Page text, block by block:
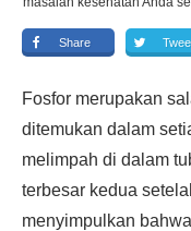
Share
Fosfor merupakan
ditemukan dalam
melimpah di dalam
terbesar kedua
menyimpulkan